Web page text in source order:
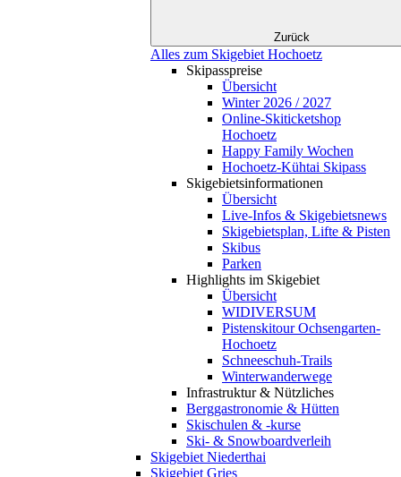
Zurück
Alles zum Skigebiet Hochoetz
Skipasspreise
Übersicht
Winter 2026 / 2027
Online-Skiticketshop
Hochoetz
Happy Family Wochen
Hochoetz-Kühtai Skipass
Skigebietsinformationen
Übersicht
Live-Infos & Skigebietsnews
Skigebietsplan, Lifte & Pisten
Skibus
Parken
Highlights im Skigebiet
Übersicht
WIDIVERSUM
Pistenskitour Ochsengarten-
Hochoetz
Schneeschuh-Trails
Winterwanderwege
Infrastruktur & Nützliches
Berggastronomie & Hütten
Skischulen & -kurse
Ski- & Snowboardverleih
Skigebiet Niederthai
Skigebiet Gries